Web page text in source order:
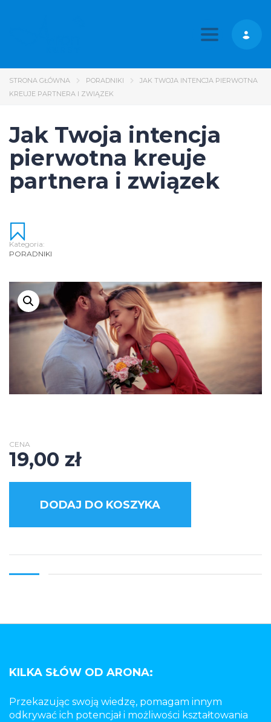
Toggle
STRONA GŁÓWNA PORADNIKI
JAK TWOJA INTENCJA PIERWOTNA
KREUJE PARTNERA I ZWIĄZEK
Jak Twoja intencja
pierwotna kreuje
partnera i związek
Kategoria:
PORADNIKI
CENA
19,00 zł
DODAJ DO KOSZYKA
KILKA SŁÓW OD ARONA:
Przekazując swoją wiedzę, pomagam innym
odkrywać ich potencjał i możliwości kształtowania